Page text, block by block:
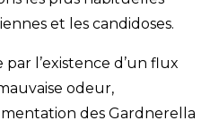
et les candidoses.
par l’existence d’un flux
odeur,
des Gardnerella